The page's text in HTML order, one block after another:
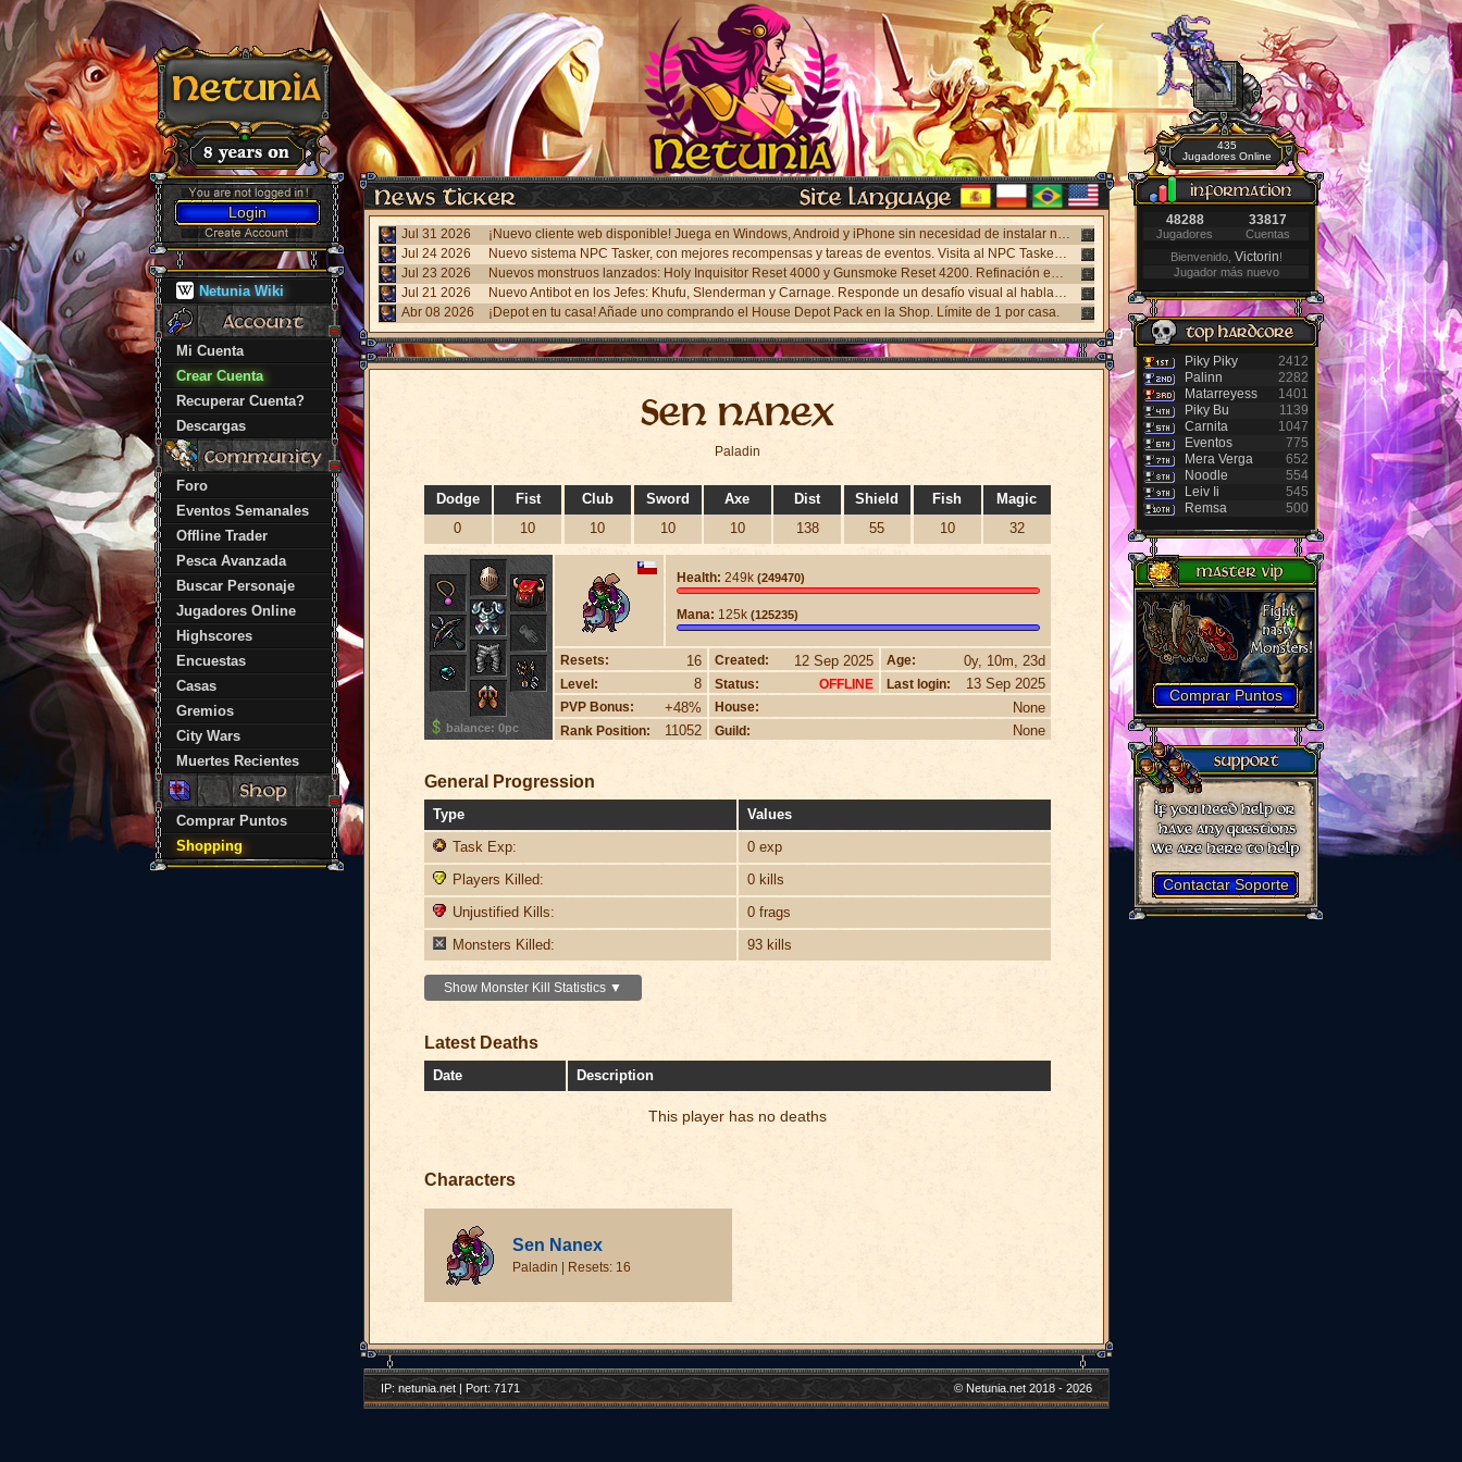
Login
Netunia Wiki
Mi Cuenta
Crear Cuenta
Recuperar Cuenta?
Descargas
Foro
Eventos Semanales
Offline Trader
Pesca Avanzada
Buscar Personaje
Jugadores Online
Highscores
Encuestas
Casas
Gremios
City Wars
Muertes Recientes
Comprar Puntos
Shopping
Jul 31 2026
¡Nuevo cliente web disponible! Juega en Windows, Android y iPhone sin necesidad de instalar nada. Accede desde el panel "Mi Cuenta".
Jul 24 2026
Nuevo sistema NPC Tasker, con mejores recompensas y tareas de eventos. Visita al NPC Tasker con el Cliente Universal actualizado.
Jul 23 2026
Nuevos monstruos lanzados: Holy Inquisitor Reset 4000 y Gunsmoke Reset 4200. Refinación en la estatua Rigel, caza 6.
Jul 21 2026
Nuevo Antibot en los Jefes: Khufu, Slenderman y Carnage. Responde un desafío visual al hablar con los NPCs guardias para acceder a las salas.
Abr 08 2026
¡Depot en tu casa! Añade uno comprando el House Depot Pack en la Shop. Límite de 1 por casa.
Sen nanex
Paladin
Dodge
0
Fist
10
Club
10
Sword
10
Axe
10
Dist
138
Shield
55
Fish
10
Magic
32
balance: 0pc
Health: 249k (249470)
Mana: 125k (125235)
Resets: 16
Level: 8
PVP Bonus: +48%
Rank Position: 11052
Created: 12 Sep 2025 Age: 0y, 10m, 23d
Status: OFFLINE Last login: 13 Sep 2025
House: None
Guild: None
General Progression
Type
Values
Task Exp:
0 exp
Players Killed:
0 kills
Unjustified Kills:
0 frags
Monsters Killed:
93 kills
Show Monster Kill Statistics ▼
Latest Deaths
Date Description
This player has no deaths
Characters
Sen Nanex
Paladin | Resets: 16
IP: netunia.net | Port: 7171 © Netunia.net 2018 - 2026
435
Jugadores Online
48288 33817
Jugadores
Cuentas
Bienvenido, Victorin!
Jugador más nuevo
Piky Piky
2412
Palinn
2282
Matarreyess
1401
Piky Bu
1139
Carnita
1047
Eventos
775
Mera Verga
652
Noodle
554
Leiv Ii
545
Remsa
500
Comprar Puntos
Contactar Soporte